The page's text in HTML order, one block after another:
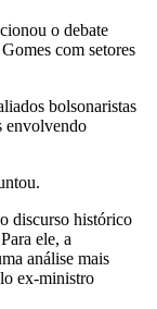
o debate
com setores
bolsonaristas
envolvendo
discurso histórico
ele, a
análise mais
ex-ministro